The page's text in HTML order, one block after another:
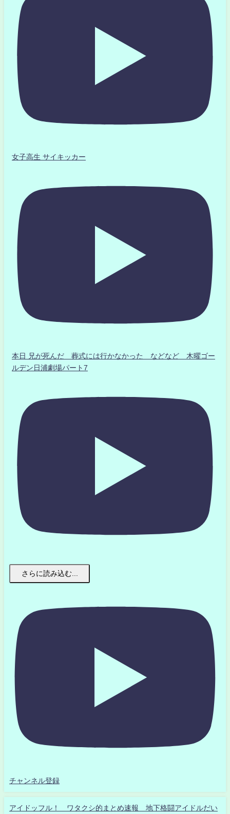
女子高生 サイキッカー
本日 兄が死んだ 葬式には行かなかった などなど 木曜ゴー
ルデン日浦劇場パート7
さらに読み込む...
チャンネル登録
アイドッフル！ ワタクシ的まとめ速報 地下格闘アイドルだい